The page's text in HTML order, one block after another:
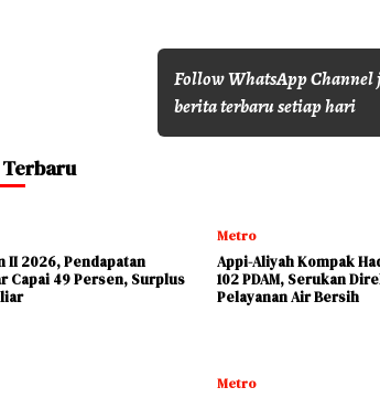
Follow WhatsApp
berita terbaru setiap hari
II 2026, Pendapatan
Capai 49 Persen, Surplus
Metro
Appi-Aliyah Kompak
102 PDAM, Serukan
Pelayanan Air Bersih
Metro